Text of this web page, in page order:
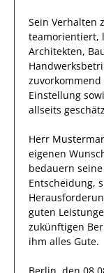
Sein Verhalten
teamorientiert,
Architekten,
Einstellung
allseits
Herr
eigenen
bedauern
Entscheidung,
guten
zukünftigen
ihm alles Gute.